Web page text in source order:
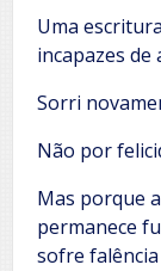
Uma
incapazes de
Sorri
Não por
Mas porque
permanece
sofre